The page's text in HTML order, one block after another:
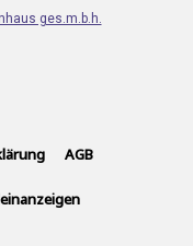
ges.m.b.h.
AGB